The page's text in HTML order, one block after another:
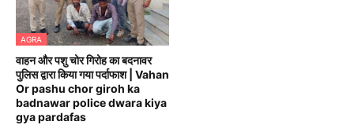
AGRA
वाहन और पशु चोर गिरोह का बदनावर
पुलिस द्वारा किया गया पर्दाफाश | Vahan
Or pashu chor giroh ka
badnawar police dwara kiya
gya pardafas